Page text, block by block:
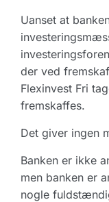
Uanset at
der ved
Flexinvest Fri
fremskaffes.
Det giver ingen
Banken er ikke
men banken er
nogle